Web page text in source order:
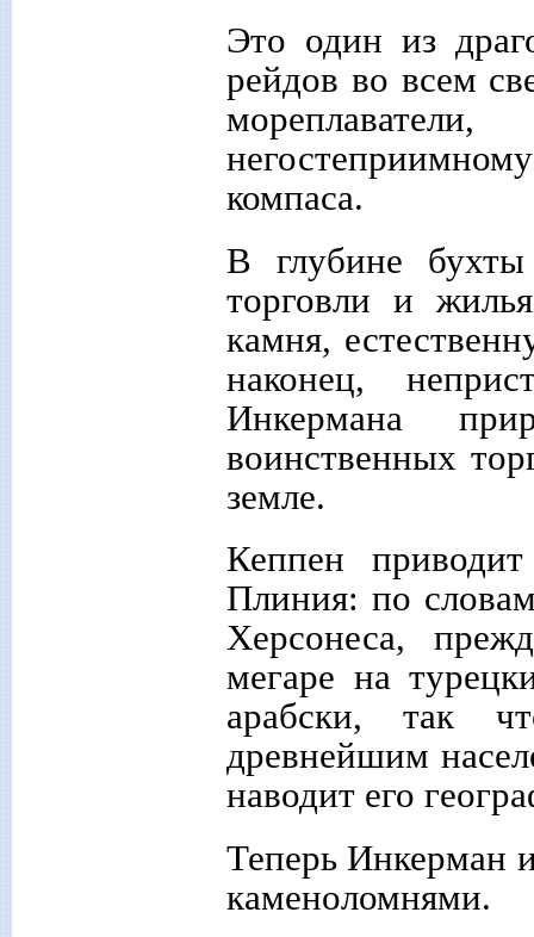
Это один из
рейдов во всем
компаса.
В глубине
торговли и
камня,
наконец,
Инкермана
воинственных
земле.
Кеппен
Плиния: по
Херсонеса,
мегаре на
арабски, так
древнейшим
наводит его
Теперь Инкерман
каменоломнями.